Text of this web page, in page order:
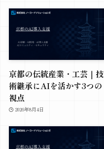
京都の伝統産業・工芸｜技
術継承にAIを活かす3つの
視点
2026年8月4日